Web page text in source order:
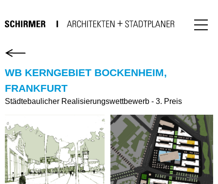
WB KERNGEBIET BOCKENHEIM,
FRANKFURT
Städtebaulicher Realisierungswettbewerb - 3. Preis